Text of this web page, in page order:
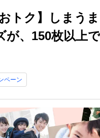
トク】しまう
が、150枚以上
ペーン